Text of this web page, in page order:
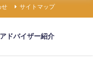
せ サイトマップ
ドバイザー紹介